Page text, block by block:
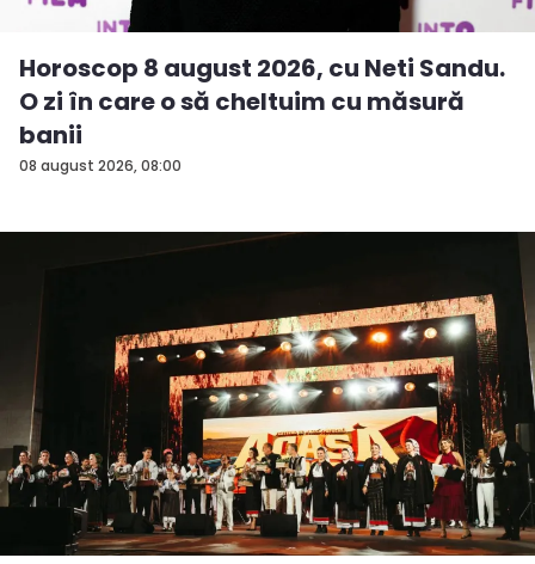
08 august 2026, 08:00
Horoscop 8 august 2026, cu Neti Sandu.
O zi în care o să cheltuim cu măsură
banii